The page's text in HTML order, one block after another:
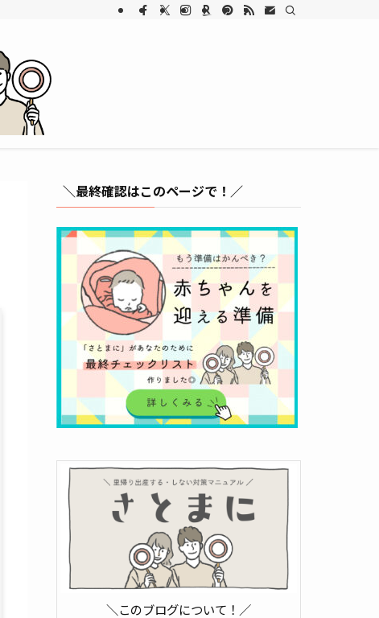
＼最終確認はこのページで！／
＼このブログについて！／